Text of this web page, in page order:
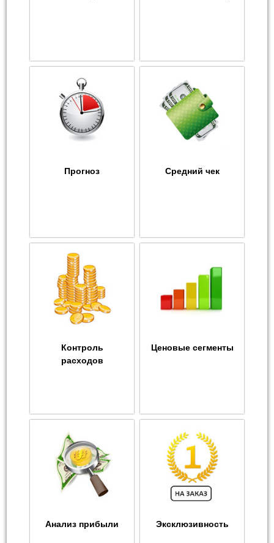
Прогноз Средний чек
Контроль
расходов
Ценовые сегменты
Анализ прибыли Эксклюзивность